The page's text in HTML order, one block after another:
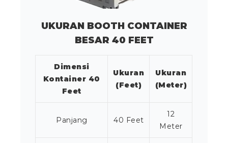
UKURAN BOOTH CONTAINER
BESAR 40 FEET
Dimensi
Kontainer 40
Feet
Ukuran
(Feet)
Ukuran
(Meter)
Panjang 40 Feet
12
Meter